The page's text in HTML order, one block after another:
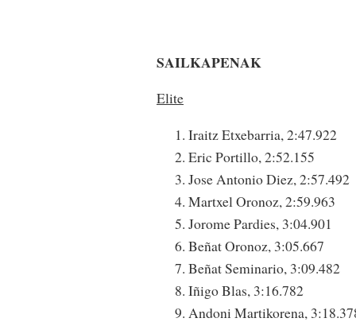
SAILKAPENAK
Elite
Iraitz Etxebarria, 2:47.922
Eric Portillo, 2:52.155
Jose Antonio Diez, 2:57.492
Martxel Oronoz, 2:59.963
Jorome Pardies, 3:04.901
Beñat Oronoz, 3:05.667
Beñat Seminario, 3:09.482
Iñigo Blas, 3:16.782
Andoni Martikorena,